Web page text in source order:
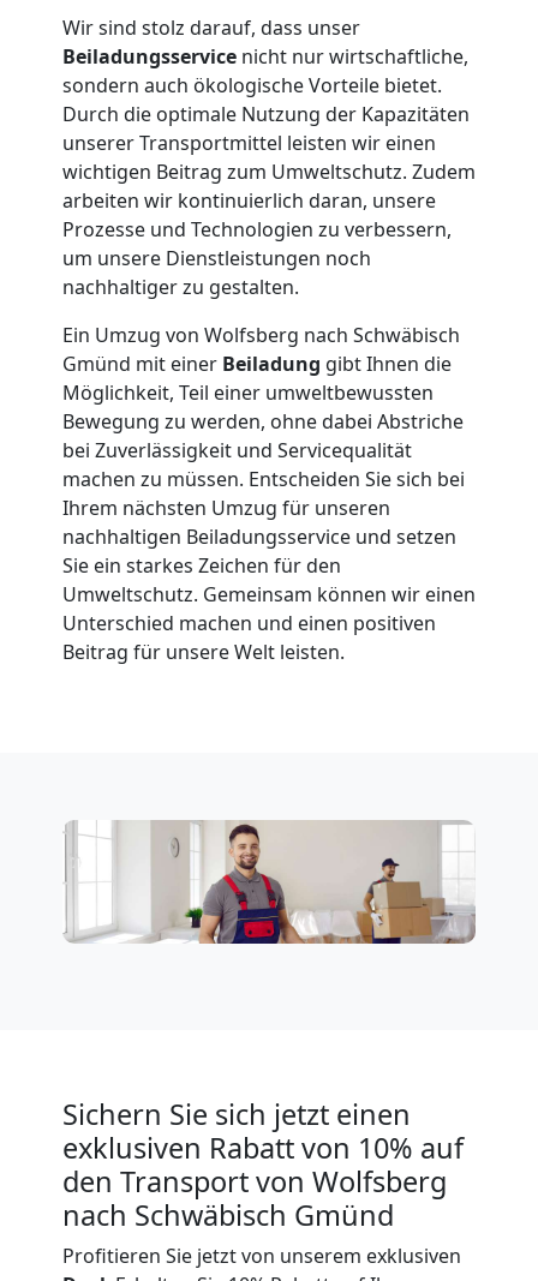
Wir sind stolz darauf, dass unser
Beiladungsservice nicht nur wirtschaftliche,
sondern auch ökologische Vorteile bietet.
Durch die optimale Nutzung der Kapazitäten
unserer Transportmittel leisten wir einen
wichtigen Beitrag zum Umweltschutz. Zudem
arbeiten wir kontinuierlich daran, unsere
Prozesse und Technologien zu verbessern,
um unsere Dienstleistungen noch
nachhaltiger zu gestalten.
Ein Umzug von Wolfsberg nach Schwäbisch
Gmünd mit einer Beiladung gibt Ihnen die
Möglichkeit, Teil einer umweltbewussten
Bewegung zu werden, ohne dabei Abstriche
bei Zuverlässigkeit und Servicequalität
machen zu müssen. Entscheiden Sie sich bei
Ihrem nächsten Umzug für unseren
nachhaltigen Beiladungsservice und setzen
Sie ein starkes Zeichen für den
Umweltschutz. Gemeinsam können wir einen
Unterschied machen und einen positiven
Beitrag für unsere Welt leisten.
Sichern Sie sich jetzt einen
exklusiven Rabatt von 10% auf
den Transport von Wolfsberg
nach Schwäbisch Gmünd
Profitieren Sie jetzt von unserem exklusiven
Umzug
für
Senioren
Wolfsberg
Fernumzug
Wolfsberg
Firmenumzug
Wolfsberg
Expressumzug
Wolfsberg
Kleiner
Umzug